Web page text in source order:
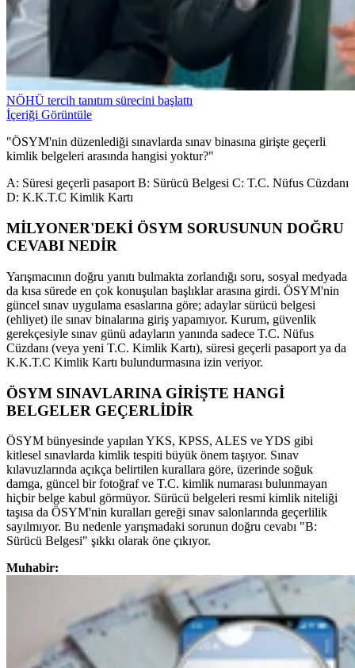
NÖHÜ tercih tanıtım sürecini başlattı
İçeriği Görüntüle
"ÖSYM'nin düzenlediği sınavlarda sınav binasına girişte geçerli
kimlik belgeleri arasında hangisi yoktur?"
A: Süresi geçerli pasaport B: Sürücü Belgesi C: T.C. Nüfus Cüzdanı
D: K.K.T.C Kimlik Kartı
MİLYONER'DEKİ ÖSYM SORUSUNUN DOĞRU
CEVABI NEDİR
Yarışmacının doğru yanıtı bulmakta zorlandığı soru, sosyal medyada
da kısa sürede en çok konuşulan başlıklar arasına girdi. ÖSYM'nin
güncel sınav uygulama esaslarına göre; adaylar sürücü belgesi
(ehliyet) ile sınav binalarına giriş yapamıyor. Kurum, güvenlik
gerekçesiyle sınav günü adayların yanında sadece T.C. Nüfus
Cüzdanı (veya yeni T.C. Kimlik Kartı), süresi geçerli pasaport ya da
K.K.T.C Kimlik Kartı bulundurmasına izin veriyor.
ÖSYM SINAVLARINA GİRİŞTE HANGİ
BELGELER GEÇERLİDİR
ÖSYM bünyesinde yapılan YKS, KPSS, ALES ve YDS gibi
kitlesel sınavlarda kimlik tespiti büyük önem taşıyor. Sınav
kılavuzlarında açıkça belirtilen kurallara göre, üzerinde soğuk
damga, güncel bir fotoğraf ve T.C. kimlik numarası bulunmayan
hiçbir belge kabul görmüyor. Sürücü belgeleri resmi kimlik niteliği
taşısa da ÖSYM'nin kuralları gereği sınav salonlarında geçerlilik
sayılmıyor. Bu nedenle yarışmadaki sorunun doğru cevabı "B:
Sürücü Belgesi" şıkkı olarak öne çıkıyor.
Muhabir: